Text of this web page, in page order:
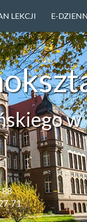
LEKCJI E-
w
88
71